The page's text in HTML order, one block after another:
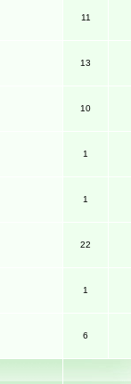
11
13
10
1
1
22
1
6